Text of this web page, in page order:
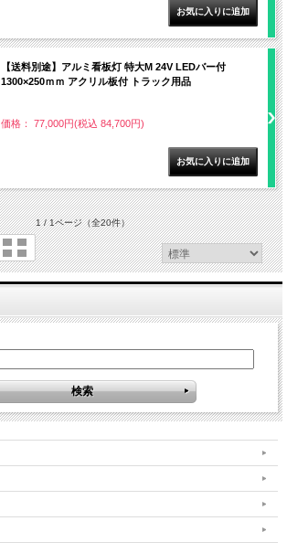
【送料別途】アルミ看板灯 特大M 24V LEDバー付
1300×250ｍｍ アクリル板付 トラック用品
価格： 77,000円(税込 84,700円)
1 / 1ページ（全20件）